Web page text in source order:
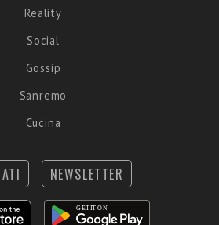
Reality
Social
Gossip
Sanremo
Cucina
NEWSLETTER